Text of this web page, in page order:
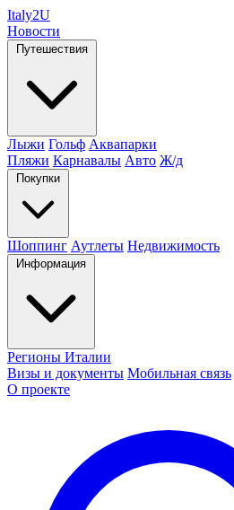
Italy2U
Новости
Путешествия
Лыжи Гольф Аквапарки
Пляжи Карнавалы Авто Ж/д
Покупки
Шоппинг Аутлеты Недвижимость
Информация
Регионы Италии
Визы и документы Мобильная связь
О проекте